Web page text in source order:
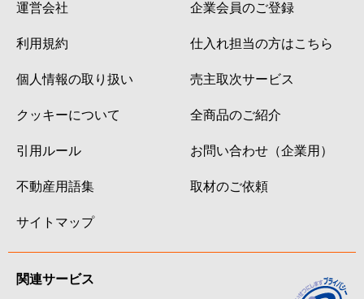
運営会社
利用規約
個人情報の取り扱い
クッキーについて
引用ルール
不動産用語集
サイトマップ
企業会員のご登録
仕入れ担当の方はこちら
売主取次サービス
全商品のご紹介
お問い合わせ（企業用）
取材のご依頼
関連サービス